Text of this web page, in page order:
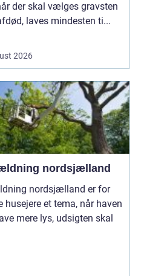
der skal vælges gravsten
laves mindesten ti...
2026
nordsjælland
nordsjælland er for
husejere et tema, når haven
mere lys, udsigten skal